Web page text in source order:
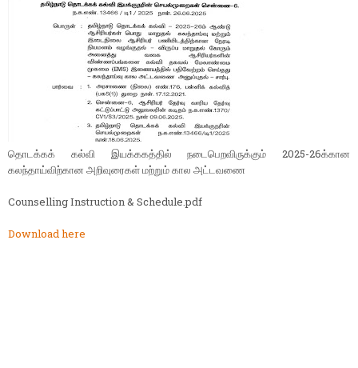
தொடக்கக் கல்வி இயக்ககத்தில் நடைபெறவிருக்கும் 2025-26க்கான
கலந்தாய்விற்கான அறிவுரைகள் மற்றும் கால அட்டவணை
Counselling Instruction & Schedule.pdf
Download here